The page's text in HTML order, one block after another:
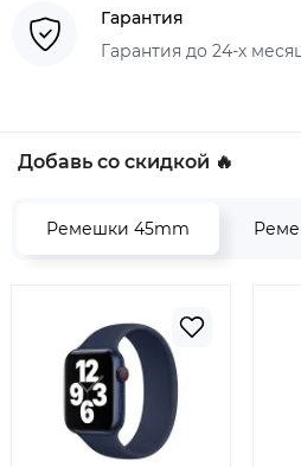
Гарантия
Гарантия до 24-х
Добавь со скидкой 🔥
Ремешки 45mm